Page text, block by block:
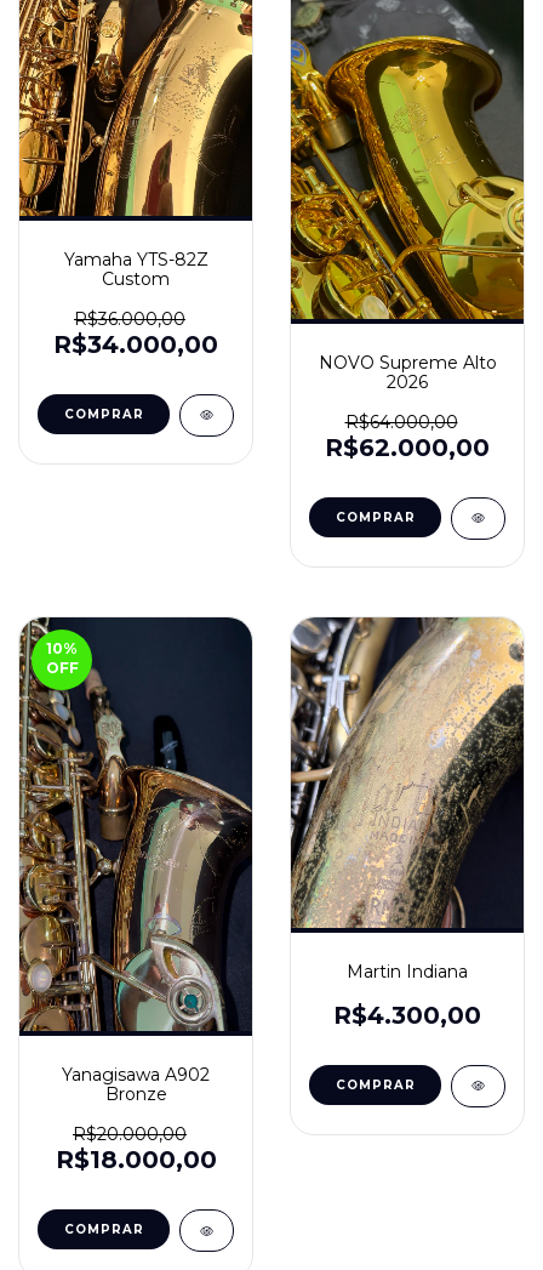
Yamaha YTS-82Z
Custom
R$36.000,00
R$34.000,00
NOVO Supreme Alto
2026
R$64.000,00
R$62.000,00
10%
OFF
Yanagisawa A902
Bronze
R$20.000,00
R$18.000,00
Martin Indiana
R$4.300,00